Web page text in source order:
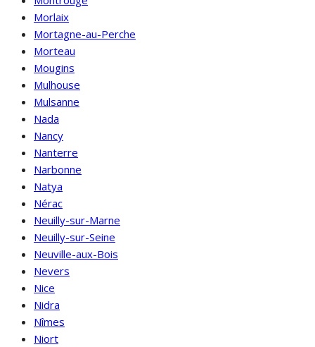
Morlaix
Mortagne-au-Perche
Morteau
Mougins
Mulhouse
Mulsanne
Nada
Nancy
Nanterre
Narbonne
Natya
Nérac
Neuilly-sur-Marne
Neuilly-sur-Seine
Neuville-aux-Bois
Nevers
Nice
Nidra
Nîmes
Niort